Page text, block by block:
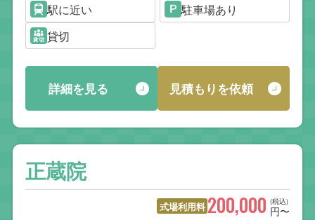
駅に近い
駐車場あり
貸切
詳細を見る 見積もりを依頼
正蔵院
式場利用料 (税込)
200,000 円〜